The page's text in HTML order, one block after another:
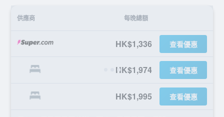
供應商 每晚總額
HK$1,336 查看優惠
HK$1,974 查看優惠
HK$1,995 查看優惠